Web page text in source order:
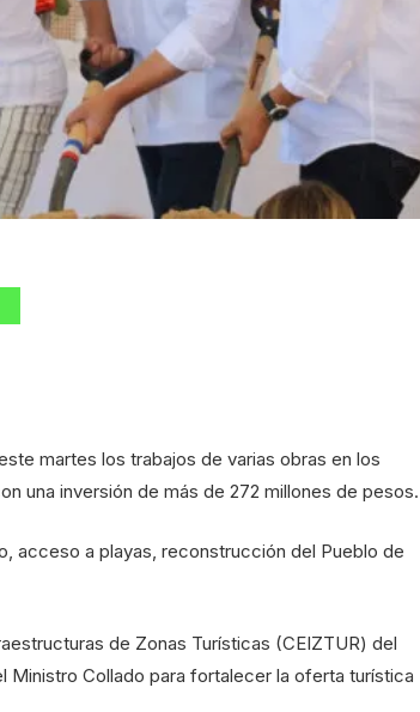
martes los trabajos de varias obras en los
una inversión de más de 272 millones de pesos.
acceso a playas, reconstrucción del Pueblo de
de Zonas Turísticas (CEIZTUR) del
Collado para fortalecer la oferta turística